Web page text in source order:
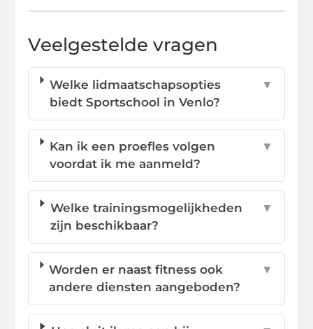
Veelgestelde vragen
Welke lidmaatschapsopties
biedt Sportschool in Venlo?
▼
Kan ik een proefles volgen
voordat ik me aanmeld?
▼
Welke trainingsmogelijkheden
zijn beschikbaar?
▼
Worden er naast fitness ook
andere diensten aangeboden?
▼